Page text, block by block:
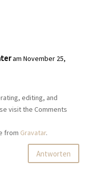
am November 25,
editing, and
visit the Comments
from Gravatar.
Antworten